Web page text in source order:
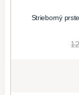
Strieborný